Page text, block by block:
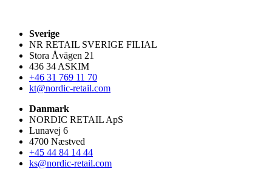
Sverige
NR RETAIL SVERIGE FILIAL
Stora Åvägen 21
436 34 ASKIM
+46 31 769 11 70
kt@nordic-retail.com
Danmark
NORDIC RETAIL ApS
Lunavej 6
4700 Næstved
+45 44 84 14 44
ks@nordic-retail.com